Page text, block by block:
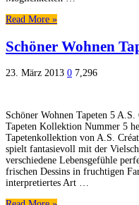
Read More »
Schöner Wohnen
23. März 2013 0 7,296
Schöner Wohnen Tapeten 5
Tapeten Kollektion Nummer 5
Tapetenkollektion von A.S.
spielt fantasievoll mit der
verschiedene Lebensgefühle
frischen Dessins in fruchtigen
interpretiertes Art …